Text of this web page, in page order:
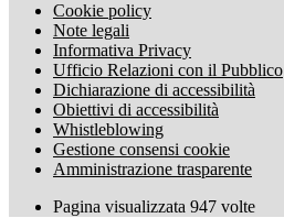
Cookie policy
Note legali
Informativa Privacy
Ufficio Relazioni con il Pubblico
Dichiarazione di accessibilità
Obiettivi di accessibilità
Whistleblowing
Gestione consensi cookie
Amministrazione trasparente
Pagina visualizzata 947 volte